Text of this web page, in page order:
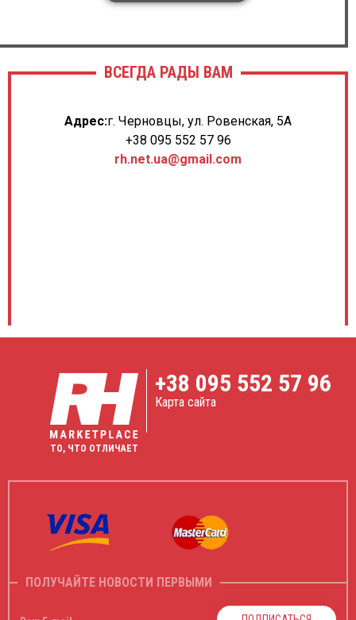
ВСЕГДА РАДЫ ВАМ
Адрес:г. Черновцы, ул. Ровенская, 5А
+38 095 552 57 96
rh.net.ua@gmail.com
ТО, ЧТО ОТЛИЧАЕТ
+38 095 552 57 96
Карта сайта
ПОЛУЧАЙТЕ НОВОСТИ ПЕРВЫМИ